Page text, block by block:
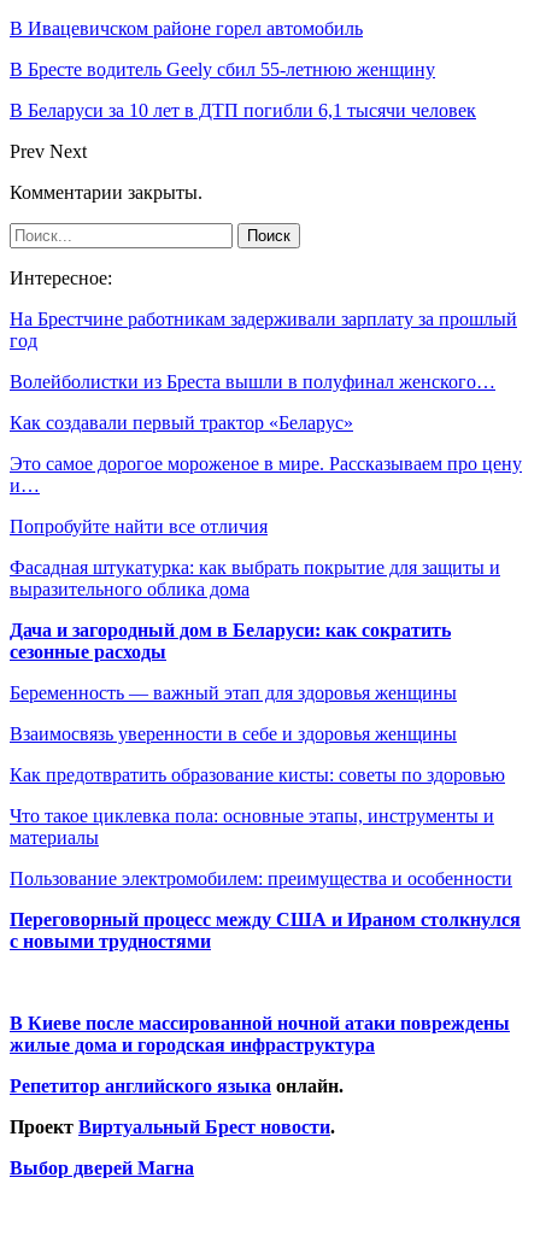
В Ивацевичском районе горел автомобиль
В Бресте водитель Geely сбил 55-летнюю женщину
В Беларуси за 10 лет в ДТП погибли 6,1 тысячи человек
Prev Next
Комментарии закрыты.
Интересное:
На Брестчине работникам задерживали зарплату за прошлый
год
Волейболистки из Бреста вышли в полуфинал женского…
Как создавали первый трактор «Беларус»
Это самое дорогое мороженое в мире. Рассказываем про цену
и…
Попробуйте найти все отличия
Фасадная штукатурка: как выбрать покрытие для защиты и
выразительного облика дома
Дача и загородный дом в Беларуси: как сократить
сезонные расходы
Беременность — важный этап для здоровья женщины
Взаимосвязь уверенности в себе и здоровья женщины
Как предотвратить образование кисты: советы по здоровью
Что такое циклевка пола: основные этапы, инструменты и
материалы
Пользование электромобилем: преимущества и особенности
Переговорный процесс между США и Ираном столкнулся
с новыми трудностями
В Киеве после массированной ночной атаки повреждены
жилые дома и городская инфраструктура
Репетитор английского языка онлайн.
Проект Виртуальный Брест новости.
Выбор дверей Магна